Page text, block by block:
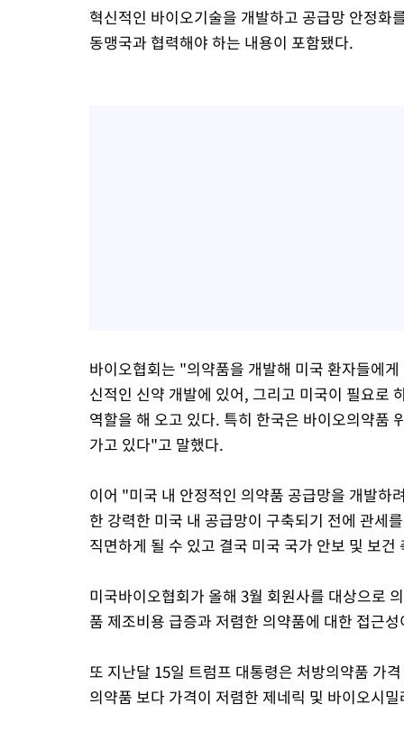
혁신적인 바이오기술을 개발하고 공급망 안정화
동맹국과 협력해야 하는 내용이 포함됐다.
바이오협회는 "의약품을 개발해 미국 환자들에
신적인 신약 개발에 있어, 그리고 미국이 필요로
역할을 해 오고 있다. 특히 한국은 바이오의약품
가고 있다"고 말했다.
이어 "미국 내 안정적인 의약품 공급망을 개발하
한 강력한 미국 내 공급망이 구축되기 전에 관세
직면하게 될 수 있고 결국 미국 국가 안보 및 보
미국바이오협회가 올해 3월 회원사를 대상으로
품 제조비용 급증과 저렴한 의약품에 대한 접근
또 지난달 15일 트럼프 대통령은 처방의약품 가
의약품 보다 가격이 저렴한 제네릭 및 바이오시